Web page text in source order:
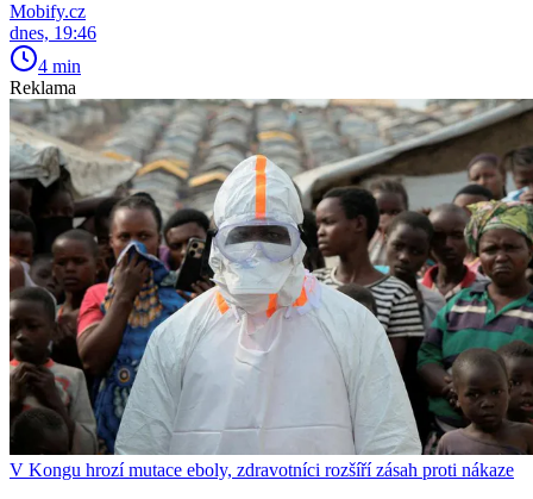
Mobify.cz
dnes, 19:46
4 min
Reklama
V Kongu hrozí mutace eboly, zdravotníci rozšíří zásah proti nákaze